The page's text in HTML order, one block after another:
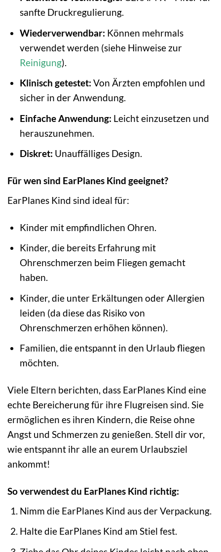
sanfte Druckregulierung.
Wiederverwendbar: Können mehrmals
verwendet werden (siehe Hinweise zur
Reinigung).
Klinisch getestet: Von Ärzten empfohlen und
sicher in der Anwendung.
Einfache Anwendung: Leicht einzusetzen und
herauszunehmen.
Diskret: Unauffälliges Design.
Für wen sind EarPlanes Kind geeignet?
EarPlanes Kind sind ideal für:
Kinder mit empfindlichen Ohren.
Kinder, die bereits Erfahrung mit
Ohrenschmerzen beim Fliegen gemacht
haben.
Kinder, die unter Erkältungen oder Allergien
leiden (da diese das Risiko von
Ohrenschmerzen erhöhen können).
Familien, die entspannt in den Urlaub fliegen
möchten.
Viele Eltern berichten, dass EarPlanes Kind eine
echte Bereicherung für ihre Flugreisen sind. Sie
ermöglichen es ihren Kindern, die Reise ohne
Angst und Schmerzen zu genießen. Stell dir vor,
wie entspannt ihr alle an eurem Urlaubsziel
ankommt!
So verwendest du EarPlanes Kind richtig:
Nimm die EarPlanes Kind aus der Verpackung.
Halte die EarPlanes Kind am Stiel fest.